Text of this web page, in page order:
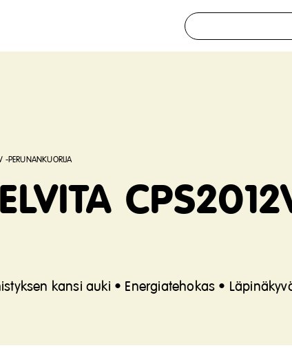
-PERUNANKUORIJA
kansi auki • Energiatehokas •